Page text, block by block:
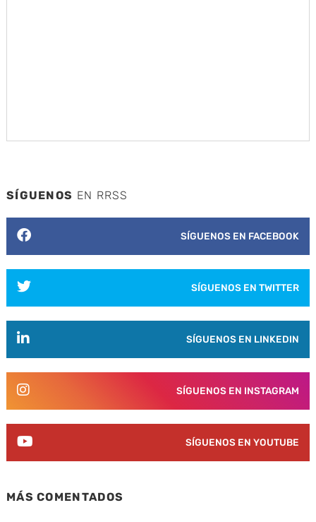
SÍGUENOS EN RRSS
SÍGUENOS EN FACEBOOK
SÍGUENOS EN TWITTER
SÍGUENOS EN LINKEDIN
SÍGUENOS EN INSTAGRAM
SÍGUENOS EN YOUTUBE
MÁS COMENTADOS